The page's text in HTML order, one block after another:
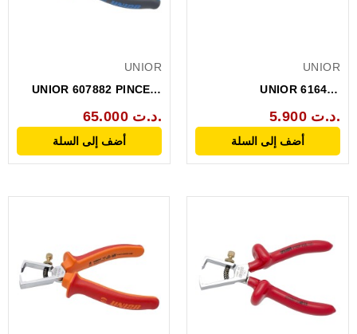
UNIOR
UNIOR 607882 PINCE A
65.000 د.ت.
أضف إلى السلة
UNIOR
UNIOR 616421
A...5.900 د.ت.
أضف إلى السلة